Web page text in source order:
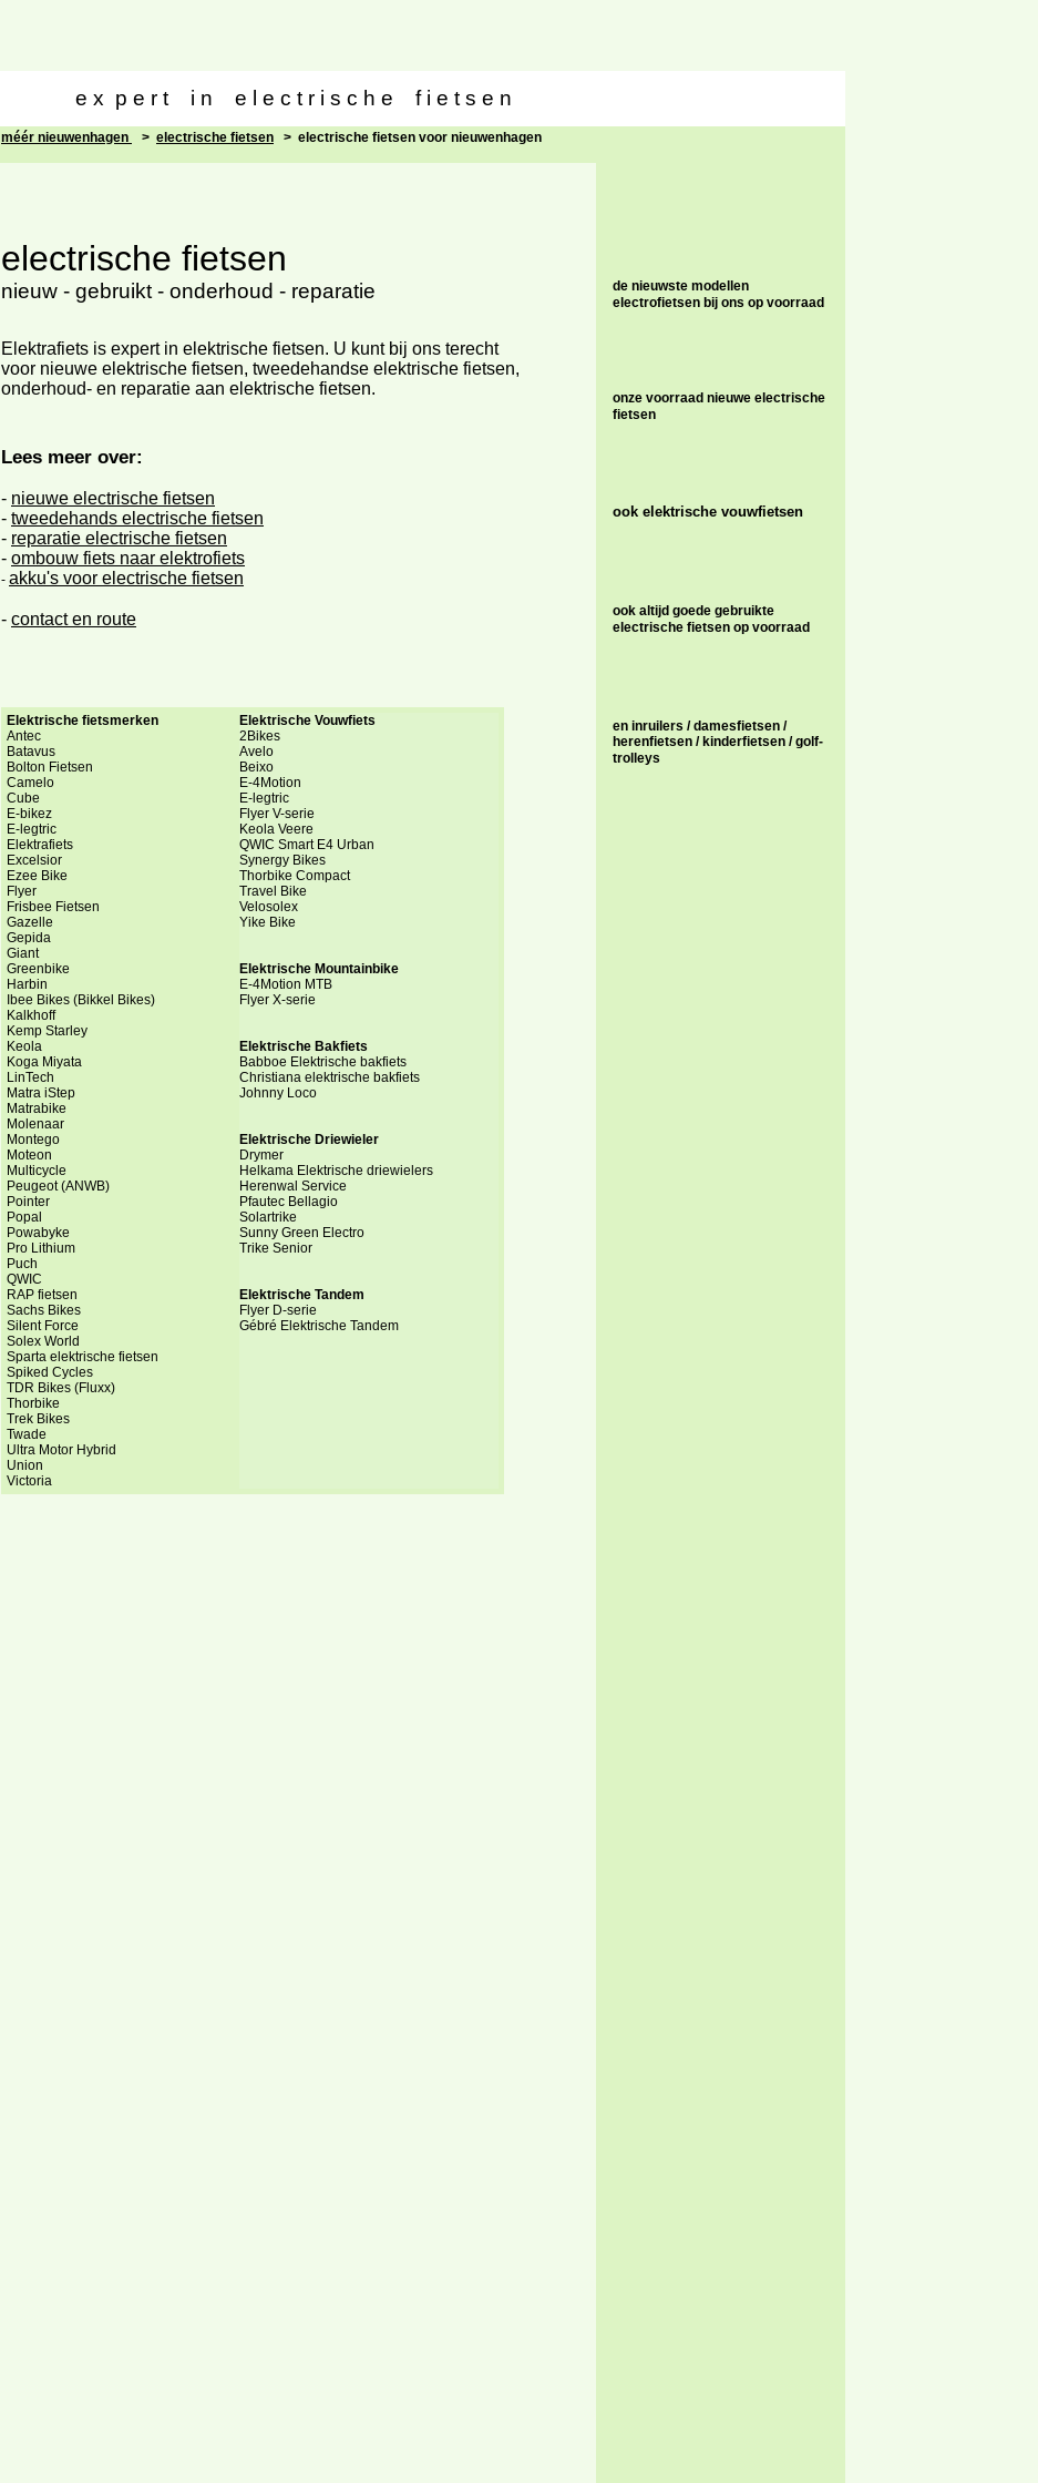
e x p e r t i n e l e c t r i s c h e f i e t s e n
méér nieuwenhagen > electrische fietsen > electrische fietsen voor nieuwenhagen
electrische fietsen
nieuw - gebruikt - onderhoud - reparatie
Elektrafiets is expert in elektrische fietsen. U kunt bij ons terecht
voor nieuwe elektrische fietsen, tweedehandse elektrische fietsen,
onderhoud- en reparatie aan elektrische fietsen.
Lees meer over:
- nieuwe electrische fietsen
- tweedehands electrische fietsen
- reparatie electrische fietsen
- ombouw fiets naar elektrofiets
- akku's voor electrische fietsen
- contact en route
Elektrische fietsmerken
Antec
Batavus
Bolton Fietsen
Camelo
Cube
E-bikez
E-legtric
Elektrafiets
Excelsior
Ezee Bike
Flyer
Frisbee Fietsen
Gazelle
Gepida
Giant
Greenbike
Harbin
Ibee Bikes (Bikkel Bikes)
Kalkhoff
Kemp Starley
Keola
Koga Miyata
LinTech
Matra iStep
Matrabike
Molenaar
Montego
Moteon
Multicycle
Peugeot (ANWB)
Pointer
Popal
Powabyke
Pro Lithium
Puch
QWIC
RAP fietsen
Sachs Bikes
Silent Force
Solex World
Sparta elektrische fietsen
Spiked Cycles
TDR Bikes (Fluxx)
Thorbike
Trek Bikes
Twade
Ultra Motor Hybrid
Union
Victoria
Elektrische Vouwfiets
2Bikes
Avelo
Beixo
E-4Motion
E-legtric
Flyer V-serie
Keola Veere
QWIC Smart E4 Urban
Synergy Bikes
Thorbike Compact
Travel Bike
Velosolex
Yike Bike
Elektrische Mountainbike
E-4Motion MTB
Flyer X-serie
Elektrische Bakfiets
Babboe Elektrische bakfiets
Christiana elektrische bakfiets
Johnny Loco
Elektrische Driewieler
Drymer
Helkama Elektrische driewielers
Herenwal Service
Pfautec Bellagio
Solartrike
Sunny Green Electro
Trike Senior
Elektrische Tandem
Flyer D-serie
Gébré Elektrische Tandem
de nieuwste modellen
electrofietsen bij ons op voorraad
onze voorraad nieuwe electrische
fietsen
ook elektrische vouwfietsen
ook altijd goede gebruikte
electrische fietsen op voorraad
en inruilers / damesfietsen /
herenfietsen / kinderfietsen / golf-
trolleys